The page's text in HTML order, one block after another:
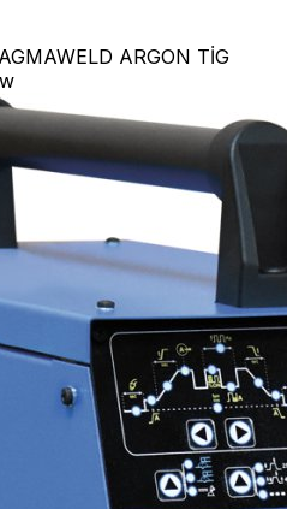
ARGON TİG